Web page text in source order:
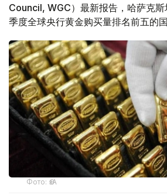
Council, WGC）最新报告，哈萨克
季度全球央行黄金购买量排名前五的国
Фото: ӨзА